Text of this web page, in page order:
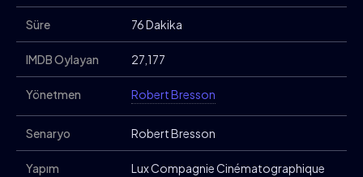
Süre 76 Dakika
IMDB Oylayan 27,177
Yönetmen Robert Bresson
Senaryo Robert Bresson
Yapım
Lux Compagnie Cinématographique